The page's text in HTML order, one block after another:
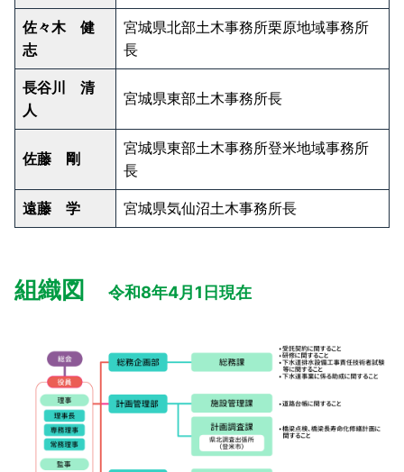
佐々木 健
志
宮城県北部土木事務所栗原地域事務所
長
長谷川 清
人
宮城県東部土木事務所長
佐藤 剛
宮城県東部土木事務所登米地域事務所
長
遠藤 学 宮城県気仙沼土木事務所長
組織図 令和8年4月1日現在